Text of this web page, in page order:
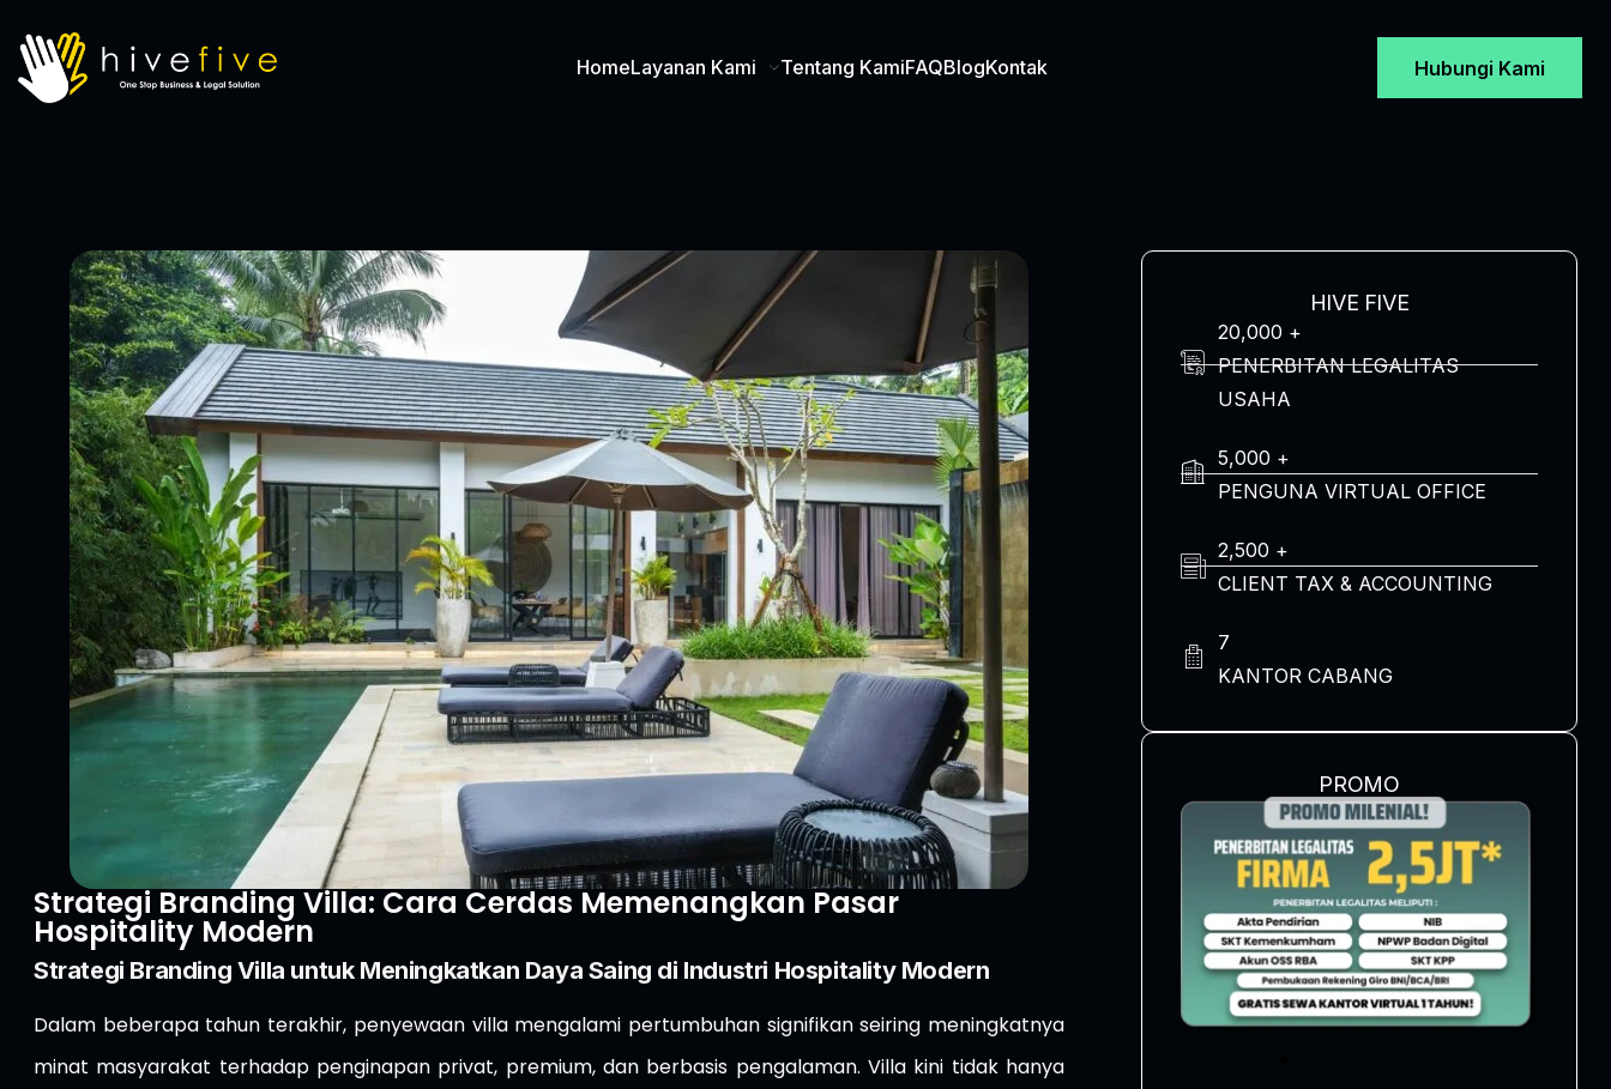
HomeLayanan Kami Tentang KamiFAQBlogKontak Hubungi Kami
Strategi Branding Villa: Cara Cerdas Memenangkan Pasar
Hospitality Modern
Strategi Branding Villa untuk Meningkatkan Daya Saing di Industri Hospitality Modern
Dalam beberapa tahun terakhir, penyewaan villa mengalami pertumbuhan signifikan seiring meningkatnya
minat masyarakat terhadap penginapan privat, premium, dan berbasis pengalaman. Villa kini tidak hanya
HIVE FIVE
20,000 +
PENERBITAN LEGALITAS
USAHA
5,000 +
PENGUNA VIRTUAL OFFICE
2,500 +
CLIENT TAX & ACCOUNTING
7
KANTOR CABANG
PROMO